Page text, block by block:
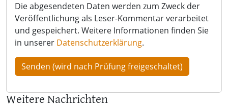
Die abgesendeten Daten werden zum Zweck der
Veröffentlichung als Leser-Kommentar verarbeitet
und gespeichert. Weitere Informationen finden Sie
in unserer Datenschutzerklärung.
Weitere Nachrichten